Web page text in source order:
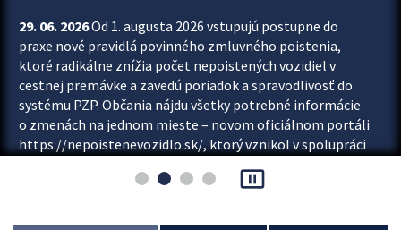
29. 06. 2026Od 1. augusta 2026 vstupujú postupne do
praxe nové pravidlá povinného zmluvného poistenia,
ktoré radikálne znížia počet nepoistených vozidiel v
cestnej premávke a zavedú poriadok a spravodlivosť do
systému PZP. Občania nájdu všetky potrebné informácie
o zmenách na jednom mieste – novom oficiálnom portáli
https://nepoistenevozidlo.sk/, ktorý vznikol v spolupráci
asociácie poisťovní (SLASPO) a Ministerstva vnútra SR.
pause_presentation